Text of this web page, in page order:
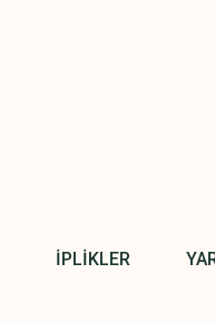
İPLİKLER